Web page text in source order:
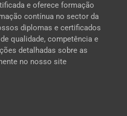
e oferece formação
contínua no sector da
diplomas e certificados
qualidade, competência e
detalhadas sobre as
no nosso site